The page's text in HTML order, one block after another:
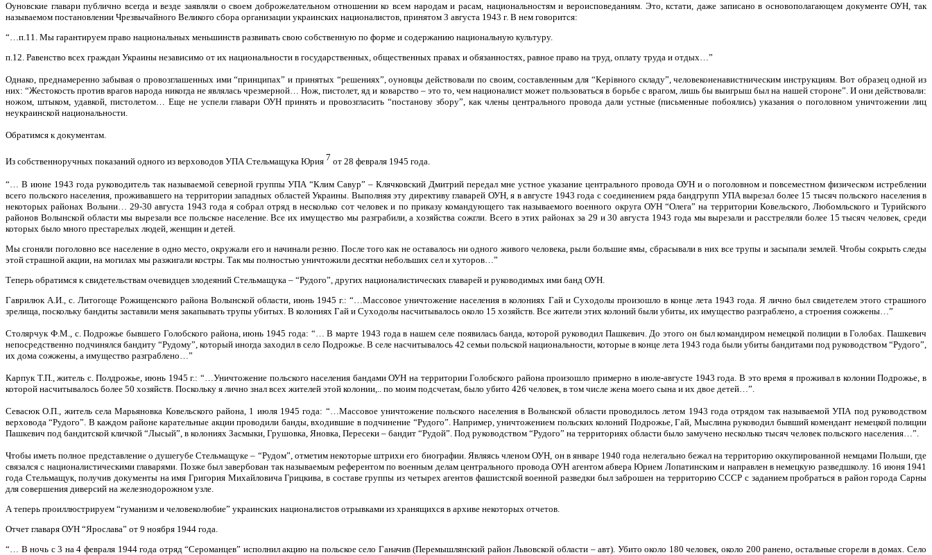
Оуновские главари публично всегда и везде заявляли о своем доброжелательном отношении ко всем народам и расам, национальностям и вероисповеданиям. Это, кстати, даже записано в основополагающем документе ОУН, так
называемом постановлении Чрезвычайного Великого сбора организации украинских националистов, принятом 3 августа 1943 г. В нем говорится:
“…п.11. Мы гарантируем право национальных меньшинств развивать свою собственную по форме и содержанию национальную культуру.
п.12. Равенство всех граждан Украины независимо от их национальности в государственных, общественных правах и обязанностях, равное право на труд, оплату труда и отдых…”
Однако, преднамеренно забывая о провозглашенных ими “принципах” и принятых “решениях”, оуновцы действовали по своим, составленным для “Керiвного складу”, человеконенавистническим инструкциям. Вот образец одной из
них: “Жестокость против врагов народа никогда не являлась чрезмерной… Нож, пистолет, яд и коварство – это то, чем националист может пользоваться в борьбе с врагом, лишь бы выигрыш был на нашей стороне”. И они действовали:
ножом, штыком, удавкой, пистолетом… Еще не успели главари ОУН принять и провозгласить “постанову збору”, как члены центрального провода дали устные (письменные побоялись) указания о поголовном уничтожении лиц
неукраинской национальности.
Обратимся к документам.
Из собственноручных показаний одного из верховодов УПА Стельмащука Юрия 7 от 28 февраля 1945 года.
“… В июне 1943 года руководитель так называемой северной группы УПА “Клим Савур” – Клячковский Дмитрий передал мне устное указание центрального провода ОУН и о поголовном и повсеместном физическом истреблении
всего польского населения, проживавшего на территории западных областей Украины. Выполняя эту директиву главарей ОУН, я в августе 1943 года с соединением ряда бандгрупп УПА вырезал более 15 тысяч польского населения в
некоторых районах Волыни… 29-30 августа 1943 года я собрал отряд в несколько сот человек и по приказу командующего так называемого военного округа ОУН “Олега” на территории Ковельского, Любомльского и Турийского
районов Волынской области мы вырезали все польское население. Все их имущество мы разграбили, а хозяйства сожгли. Всего в этих районах за 29 и 30 августа 1943 года мы вырезали и расстреляли более 15 тысяч человек, среди
которых было много престарелых людей, женщин и детей.
Мы сгоняли поголовно все население в одно место, окружали его и начинали резню. После того как не оставалось ни одного живого человека, рыли большие ямы, сбрасывали в них все трупы и засыпали землей. Чтобы сокрыть следы
этой страшной акции, на могилах мы разжигали костры. Так мы полностью уничтожили десятки небольших сел и хуторов…”
Теперь обратимся к свидетельствам очевидцев злодеяний Стельмащука – “Рудого”, других националистических главарей и руководимых ими банд ОУН.
Гаврилюк А.И., с. Литогоще Рожищенского района Волынской области, июнь 1945 г.: “…Массовое уничтожение населения в колониях Гай и Суходолы произошло в конце лета 1943 года. Я лично был свидетелем этого страшного
зрелища, поскольку бандиты заставили меня закапывать трупы убитых. В колониях Гай и Суходолы насчитывалось около 15 хозяйств. Все жители этих колоний были убиты, их имущество разграблено, а строения сожжены…”
Столярчук Ф.М., с. Подрожье бывшего Голобского района, июнь 1945 года: “… В марте 1943 года в нашем селе появилась банда, которой руководил Пашкевич. До этого он был командиром немецкой полиции в Голобах. Пашкевич
непосредственно подчинялся бандиту “Рудому”, который иногда заходил в село Подрожье. В селе насчитывалось 42 семьи польской национальности, которые в конце лета 1943 года были убиты бандитами под руководством “Рудого”
их дома сожжены, а имущество разграблено…”
Карпук Т.П., житель с. Полдрожье, июнь 1945 г.: “…Уничтожение польского населения бандами ОУН на территории Голобского района произошло примерно в июле-августе 1943 года. В это время я проживал в колонии Подрожье, в
которой насчитывалось более 50 хозяйств. Поскольку я лично знал всех жителей этой колонии,.. по моим подсчетам, было убито 426 человек, в том числе жена моего сына и их двое детей…”.
Севасюк О.П., житель села Марьяновка Ковельского района, 1 июля 1945 года: “…Массовое уничтожение польского населения в Волынской области проводилось летом 1943 года отрядом так называемой УПА под руководством
верховода “Рудого”. В каждом районе карательные акции проводили банды, входившие в подчинение “Рудого”. Например, уничтожением польских колоний Подрожье, Гай, Мыслина руководил бывший комендант немецкой полиции
Пашкевич под бандитской кличкой “Лысый”, в колониях Засмыки, Грушовка, Яновка, Пересеки – бандит “Рудой”. Под руководством “Рудого” на территориях области было замучено несколько тысяч человек польского населения…”.
Чтобы иметь полное представление о душегубе Стельмащуке – “Рудом”, отметим некоторые штрихи его биографии. Являясь членом ОУН, он в январе 1940 года нелегально бежал на территорию оккупированной немцами Польши, где
связался с националистическими главарями. Позже был завербован так называемым референтом по военным делам центрального провода ОУН агентом абвера Юрием Лопатинским и направлен в немецкую разведшколу. 16 июня 1941
года Стельмащук, получив документы на имя Григория Михайловича Грицкива, в составе группы из четырех агентов фашистской военной разведки был заброшен на территорию СССР с заданием пробраться в район города Сарны
для совершения диверсий на железнодорожном узле.
А теперь проиллюстрируем “гуманизм и человеколюбие” украинских националистов отрывками из хранящихся в архиве некоторых отчетов.
Отчет главаря ОУН “Ярослава” от 9 ноября 1944 года.
“… В ночь с 3 на 4 февраля 1944 года отряд “Сероманцев” исполнил акцию на польское село Ганачив (Перемышлянский район Львовской области – авт). Убито около 180 человек, около 200 ранено, остальные сгорели в домах. Село